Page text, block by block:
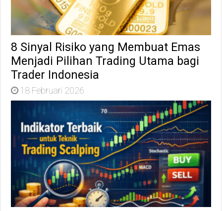
8 Sinyal Risiko yang Membuat Emas
Menjadi Pilihan Trading Utama bagi
Trader Indonesia
18 Februari 2026